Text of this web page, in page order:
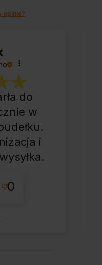
opinie?
do
w
i
0